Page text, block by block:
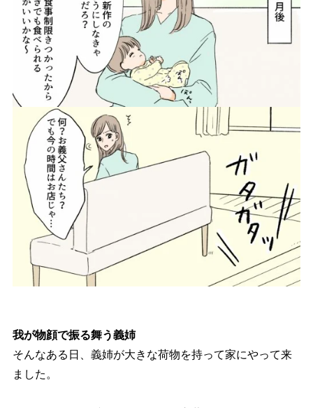
我が物顔で振る舞う義姉
そんなある日、義姉が大きな荷物を持って家にやって来
ました。